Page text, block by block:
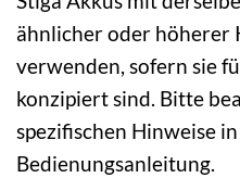
ähnlicher oder höherer
verwenden, sofern sie
konzipiert sind. Bitte
spezifischen Hinweise
Bedienungsanleitung.